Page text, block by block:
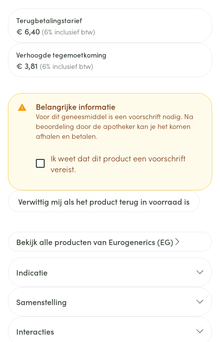
Terugbetalingstarief
€ 6,40 (6% inclusief btw)
Verhoogde tegemoetkoming
€ 3,81 (6% inclusief btw)
Belangrijke informatie
Voor dit geneesmiddel is een voorschrift nodig. Na
beoordeling door de apotheker kan je het komen
afhalen en betalen.
Ik weet dat dit product een voorschrift
vereist.
Verwittig mij als het product terug in voorraad is
Bekijk alle producten van Eurogenerics (EG)
Indicatie
Daling van het risico van wervel- en heupfracturen
Samenstelling
Interacties